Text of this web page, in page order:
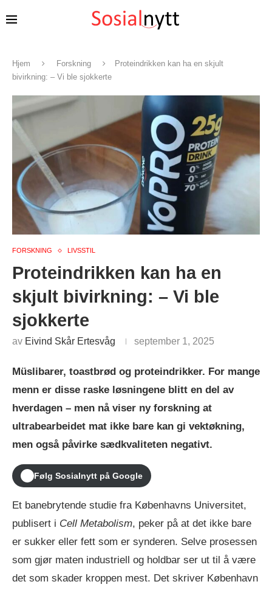
Hjem Forskning
Proteindrikken kan ha en skjult
bivirkning: – Vi ble sjokkerte
FORSKNING LIVSSTIL
Proteindrikken kan ha en
skjult bivirkning: – Vi ble
sjokkerte
av Eivind Skår Ertesvåg september 1, 2025
Müslibarer, toastbrød og proteindrikker. For mange
menn er disse raske løsningene blitt en del av
hverdagen – men nå viser ny forskning at
ultrabearbeidet mat ikke bare kan gi vektøkning,
men også påvirke sædkvaliteten negativt.
Følg Sosialnytt på Google
Et banebrytende studie fra Københavns Universitet,
publisert i Cell Metabolism, peker på at det ikke bare
er sukker eller fett som er synderen. Selve prosessen
som gjør maten industriell og holdbar ser ut til å være
det som skader kroppen mest. Det skriver København